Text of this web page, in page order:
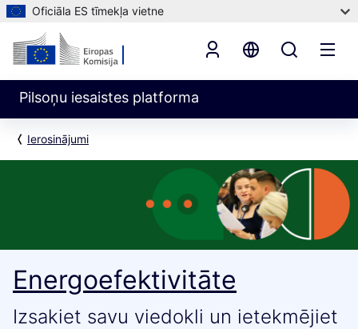
Oficiāla ES tīmekļa vietne
Pilsoņu iesaistes platforma
Ierosinājumi
Energoefektivitāte
Izsakiet savu viedokli un ietekmējiet